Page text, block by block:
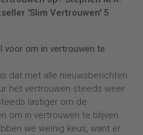
'Slim Vertrouwen' 5
voor om in vertrouwen te
dat met alle nieuwsberichten
het vertrouwen steeds weer
lastiger om de
om in vertrouwen te blijven
we weinig keus, want er